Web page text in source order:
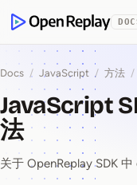
OpenReplay
Docs / JavaScript / 方法 /
JavaScript
法
关于 OpenReplay SDK